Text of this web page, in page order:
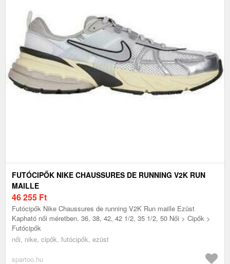
FUTÓCIPŐK NIKE CHAUSSURES DE RUNNING V2K RUN
MAILLE
46 255 Ft
Futócipők Nike Chaussures de running V2K Run maille Ezüst
Kapható női méretben. 36, 38, 42, 42 1/2, 35 1/2, 50 Női > Cipők >
Futócipők
női, nike, cipők, futócipők, ezüst
spartoo.hu